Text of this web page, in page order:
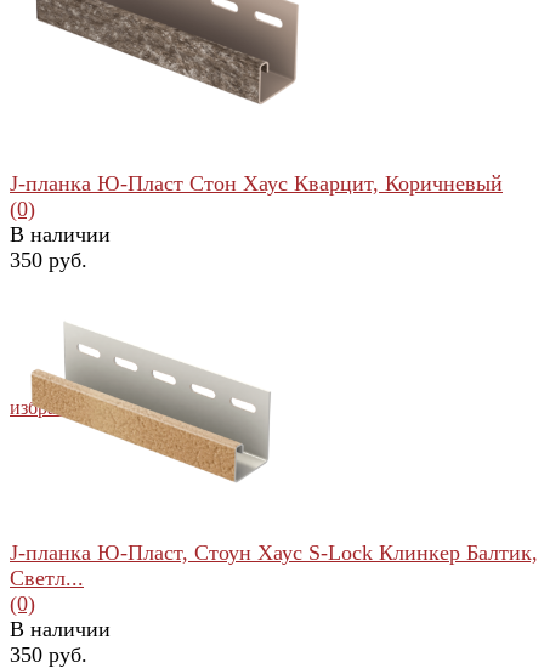
избранное сравнить
J-планка Ю-Пласт Стон Хаус Кварцит, Коричневый
(0)
В наличии
350 руб.
J-планка Ю-Пласт, Стоун Хаус S-Lock Клинкер Балтик,
Светл...
(0)
В наличии
350 руб.